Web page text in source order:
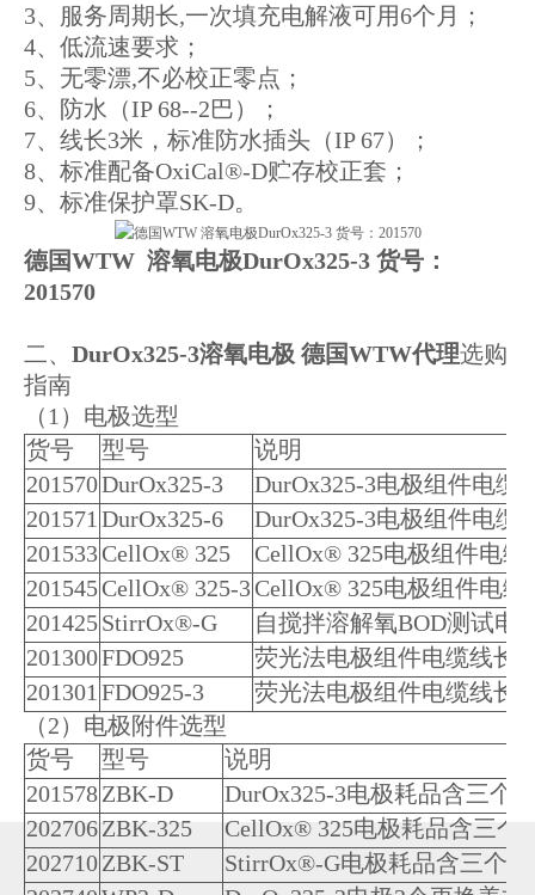
3、服务周期长,一次填充电解液可用6个月；
4、低流速要求；
5、无零漂,不必校正零点；
6、防水（IP 68--2巴）；
7、线长3米，标准防水插头（IP 67）；
8、标准配备OxiCal®-D贮存校正套；
9、标准保护罩SK-D。
德国WTW 溶氧电极DurOx325-3 货号：
201570
二、 DurOx325-3溶氧电极 德国WTW代理选购
指南
（1）电极选型
货号
型号
说明
201570DurOx325-3
DurOx325-3电极组件电缆
201571 DurOx325-6
DurOx325-3电极组件电缆
201533CellOx® 325
CellOx® 325电极组件电缆
201545CellOx® 325-3CellOx® 325电极组件电缆
201425StirrOx®-G
自搅拌溶解氧BOD测试电
201300FDO925
荧光法电极组件电缆线长
201301 FDO925-3
荧光法电极组件电缆线长3
（2）电极附件选型
货号
型号
说明
201578ZBK-D
DurOx325-3电极耗品含三个
202706ZBK-325
CellOx® 325电极耗品含三个
202710ZBK-ST
StirrOx®-G电极耗品含三个